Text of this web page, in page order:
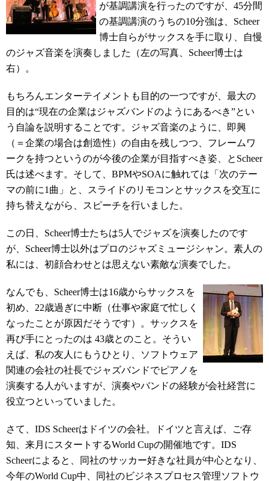
が基調講演を行ったのですが、45分間
の基調講演のうちの10分強は、Scheer
博士自らがサックスを手に取り、自慢
のジャズ音楽を演奏しました（左の写真、Scheer博士は
右）。
もちろんエンターテイメントも目的の一つですが、最大の
目的は“現在の企業はジャズバンドのようにあるべき”とい
う自論を説明することです。ジャズ音楽のように、即興
（＝企業の場合は創造性）の自由を残しつつ、フレームワ
ークを持つというのが今後の企業が目指すべき姿、とScheer
氏は述べます。そして、BPMやSOAに触れては「次のテー
マの前に1曲」と、スライドのリモコンとサックスを交互に
持ち替えながら、スピーチを行いました。
この日、Scheer博士たちは5人でジャズを演奏したのです
が、Scheer博士以外はプロのジャズミュージシャン。素人の
私には、初顔合わせとは思えない素敵な演奏でした。
なんでも、Scheer博士は16歳からサックスを
初め、22歳過ぎに中断（仕事や家庭で忙しく
なったことが原因だそうです）。サックスを
再び手にとったのは 43歳とのこと。そうい
えば、私の友人にもうひとり、ソフトウェア
関連の会社の社長でジャズバンドでピアノを
演奏する人がいますが、演奏やバンドの経験が会社経営に
役立つといっていました。
さて、IDS Scheerはドイツの会社。ドイツと言えば、ご存
知、来月にスタートするWorld Cupの開催地です。IDS
Scheerによると、同社のサッカー好きな社員が中心となり、
今年のWorld Cup中、同社のビジネスプロセス管理ソフトウ